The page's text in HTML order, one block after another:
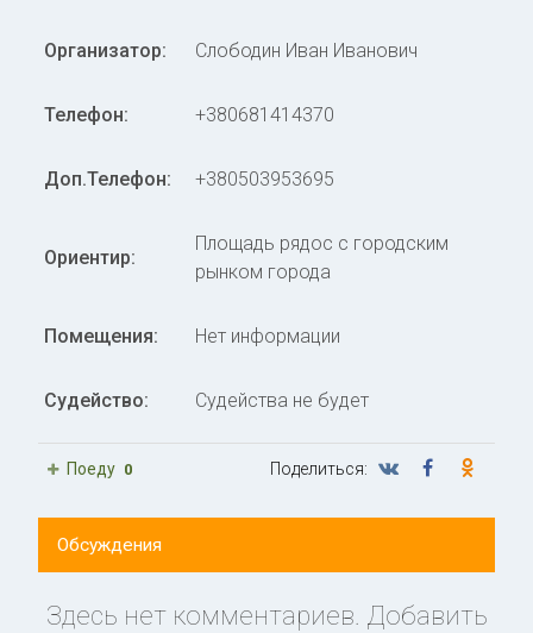
Организатор: Слободин Иван Иванович
Телефон: +380681414370
Доп.Телефон: +380503953695
Ориентир:
Площадь рядос с городским
рынком города
Помещения: Нет информации
Судейство: Судейства не будет
Поделиться:
Поеду 0
Обсуждения
Здесь нет комментариев. Добавить